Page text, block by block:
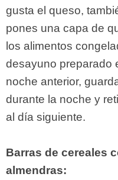
gusta el queso,
pones una capa de
los alimentos
desayuno preparado
noche anterior,
durante la noche y
al día siguiente.
Barras de cereales
almendras: